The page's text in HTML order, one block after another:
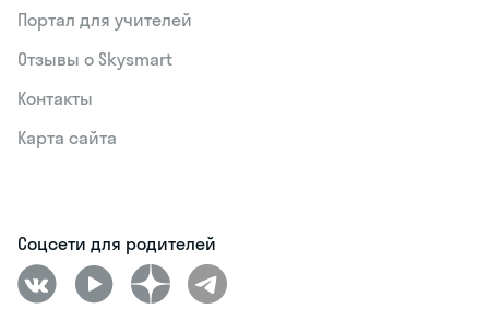
Портал для учителей
Отзывы о Skysmart
Контакты
Карта сайта
Соцсети для родителей